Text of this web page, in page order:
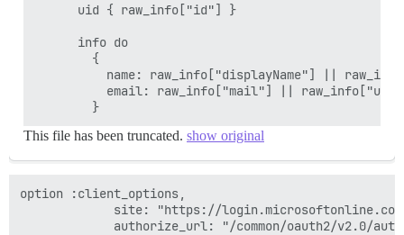
      uid { raw_info["id"] }
      info do
        {
name: raw_info["displayName"] ||
email: raw_info["mail"] ||
This file has been truncated. show original
option :client_options,
site: "https://
authorize_url: "/common/oauth2/v2.0/